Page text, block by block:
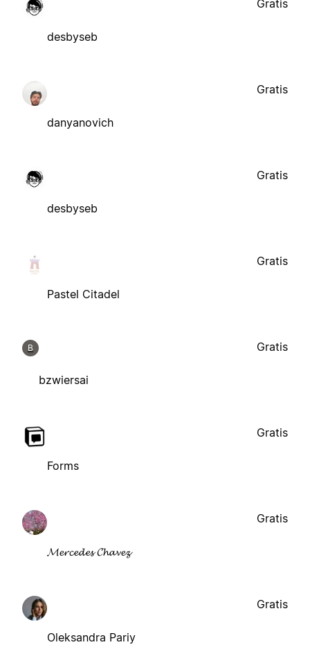
desbyseb
Gratis
danyanovich
Gratis
desbyseb
Gratis
Pastel Citadel
Gratis
B
bzwiersai
Gratis
Forms
Gratis
𝓜𝓮𝓻𝓬𝓮𝓭𝓮𝓼 𝓒𝓱𝓪𝓿𝓮𝔃
Gratis
Oleksandra Pariy
Gratis